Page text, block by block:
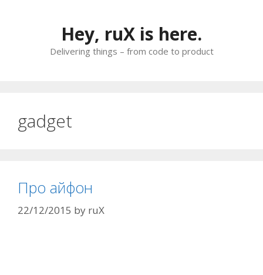
Hey, ruX is here.
Delivering things – from code to product
gadget
Про айфон
22/12/2015 by ruX